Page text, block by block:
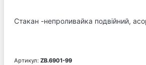
Стакан -непроливайка подвійний,
Артикул: ZB.6901-99